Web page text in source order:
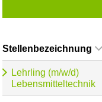
Stellenbezeichnung
Lehrling (m/w/d)
Lebensmitteltechnik